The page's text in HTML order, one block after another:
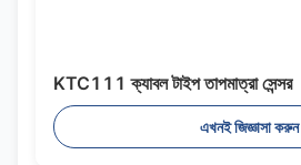
KTC111 ক্যাবল টাইপ তাপমাত্রা সেন্সর
এখনই জিজ্ঞাসা করুন